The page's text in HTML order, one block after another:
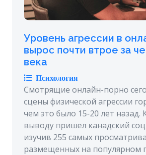
Уровень агрессии в
вырос почти втрое за
века
Психология
Смотрящие онлайн-порно
сцены физической агрессии
чем это было 15-20 лет назад.
выводу пришел канадский
изучив 255 самых
размещенных на популярном